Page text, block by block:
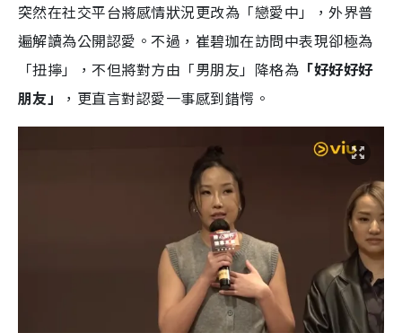
突然在社交平台將感情狀況更改為「戀愛中」，外界普
遍解讀為公開認愛。不過，崔碧珈在訪問中表現卻極為
「扭擰」，不但將對方由「男朋友」降格為 「好好好好
朋友」
，更直言對認愛一事感到錯愕。